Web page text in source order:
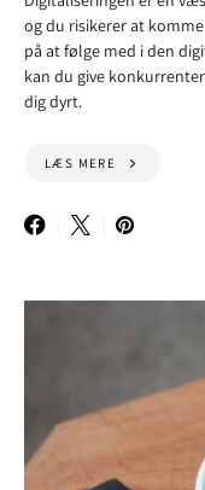
og du risikerer at
på at følge med i den
kan du give
dig dyrt.
LÆS MERE